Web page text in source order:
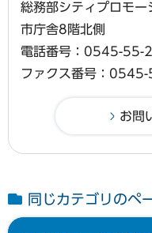
総務部シティプロモー
市庁舎8階北側
電話番号：0545-55-
ファクス番号：
同じカテゴリのペ